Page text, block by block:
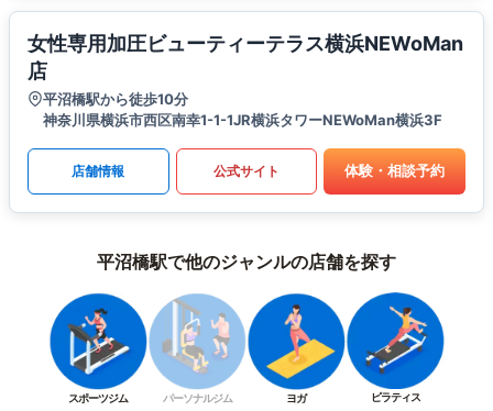
女性専用加圧ビューティーテラス横浜NEWoMan
店
平沼橋駅から徒歩10分
神奈川県横浜市西区南幸1-1-1JR横浜タワーNEWoMan横浜3F
店舗情報 公式サイト 体験・相談予約
平沼橋駅で他のジャンルの店舗を探す
スポーツジム パーソナルジム ヨガ ピラティス